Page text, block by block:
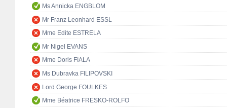
Ms Annicka ENGBLOM
Mr Franz Leonhard ESSL
Mme Edite ESTRELA
Mr Nigel EVANS
Mme Doris FIALA
Ms Dubravka FILIPOVSKI
Lord George FOULKES
Mme Béatrice FRESKO-ROLFO